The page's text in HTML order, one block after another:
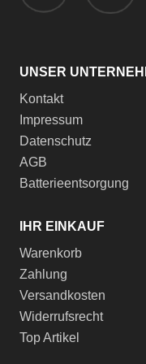
UNSER
Kontakt
Impressum
Datenschutz
AGB
Batterieentsorgung
IHR EINKAUF
Warenkorb
Zahlung
Versandkosten
Widerrufsrecht
Top Artikel